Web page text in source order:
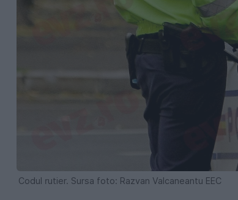
Codul rutier. Sursa foto: Razvan Valcaneantu EEC